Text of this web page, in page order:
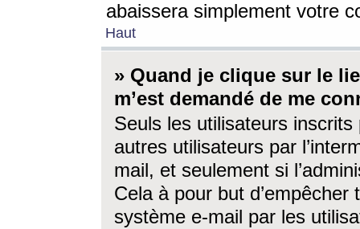
abaissera simplement votre
Haut
» Quand je clique sur le
m’est demandé de me
Seuls les utilisateurs
autres utilisateurs par
mail, et seulement si
Cela à pour but
système e-mail par les